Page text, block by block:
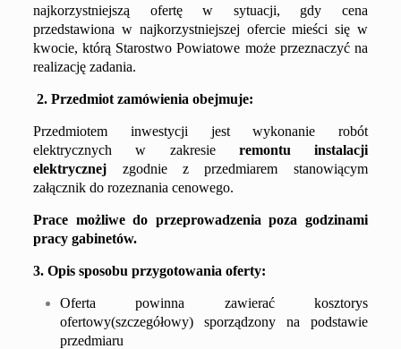
najkorzystniejszą ofertę w sytuacji, gdy cena
przedstawiona w najkorzystniejszej ofercie mieści się w
kwocie, którą Starostwo Powiatowe może przeznaczyć na
realizację zadania.
2. Przedmiot zamówienia obejmuje:
Przedmiotem inwestycji jest wykonanie robót
elektrycznych w zakresie remontu instalacji
elektrycznej zgodnie z przedmiarem stanowiącym
załącznik dorozeznania cenowego.
Prace możliwe do przeprowadzenia poza godzinami
pracy gabinetów.
3. Opis sposobu przygotowania oferty:
Oferta powinna zawierać kosztorys
ofertowy(szczegółowy) sporządzony na podstawie
przedmiaru